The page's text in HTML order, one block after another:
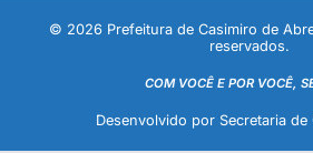
© 2026 Prefeitura de Casimiro de
reservados.
COM VOCÊ E POR VOCÊ,
Desenvolvido por Secretaria de